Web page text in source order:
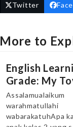
Twitter
More to
English
Grade: My
Assalamualaikum
warahmatullahi
wabarakatuhApa